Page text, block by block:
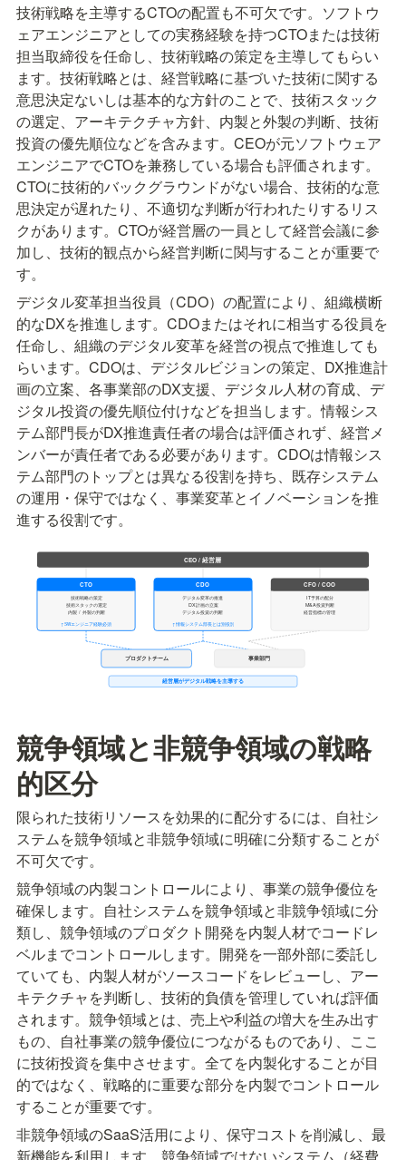
技術戦略を主導するCTOの配置も不可欠です。ソフトウ
ェアエンジニアとしての実務経験を持つCTOまたは技術
担当取締役を任命し、技術戦略の策定を主導してもらい
ます。技術戦略とは、経営戦略に基づいた技術に関する
意思決定ないしは基本的な方針のことで、技術スタック
の選定、アーキテクチャ方針、内製と外製の判断、技術
投資の優先順位などを含みます。CEOが元ソフトウェア
エンジニアでCTOを兼務している場合も評価されます。
CTOに技術的バックグラウンドがない場合、技術的な意
思決定が遅れたり、不適切な判断が行われたりするリス
クがあります。CTOが経営層の一員として経営会議に参
加し、技術的観点から経営判断に関与することが重要で
す。
デジタル変革担当役員（CDO）の配置により、組織横断
的なDXを推進します。CDOまたはそれに相当する役員を
任命し、組織のデジタル変革を経営の視点で推進しても
らいます。CDOは、デジタルビジョンの策定、DX推進計
画の立案、各事業部のDX支援、デジタル人材の育成、デ
ジタル投資の優先順位付けなどを担当します。情報シス
テム部門長がDX推進責任者の場合は評価されず、経営メ
ンバーが責任者である必要があります。CDOは情報シス
テム部門のトップとは異なる役割を持ち、既存システム
の運用・保守ではなく、事業変革とイノベーションを推
進する役割です。
競争領域と非競争領域の戦略
的区分
限られた技術リソースを効果的に配分するには、自社シ
ステムを競争領域と非競争領域に明確に分類することが
不可欠です。
競争領域の内製コントロールにより、事業の競争優位を
確保します。自社システムを競争領域と非競争領域に分
類し、競争領域のプロダクト開発を内製人材でコードレ
ベルまでコントロールします。開発を一部外部に委託し
ていても、内製人材がソースコードをレビューし、アー
キテクチャを判断し、技術的負債を管理していれば評価
されます。競争領域とは、売上や利益の増大を生み出す
もの、自社事業の競争優位につながるものであり、ここ
に技術投資を集中させます。全てを内製化することが目
的ではなく、戦略的に重要な部分を内製でコントロール
することが重要です。
非競争領域のSaaS活用により、保守コストを削減し、最
新機能を利用します。競争領域ではないシステム（経費